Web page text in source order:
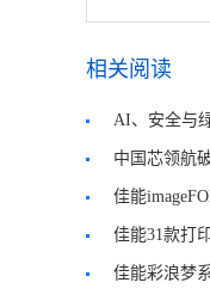
相关阅读
AI、安全与
中国芯领航
佳能
场景佳能31款打
佳能彩浪梦